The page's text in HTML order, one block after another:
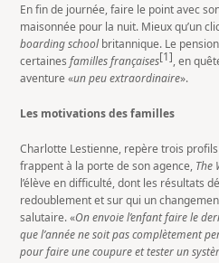
En fin de journée, faire le point avec
maisonnée pour la nuit. Mieux qu’un
boarding schoolbritannique. Le
certainesfamilles françaises[1], en
aventure «un peu extraordinaire».
Les motivations des familles
Charlotte Lestienne, repère trois
frappent à la porte de son agence, The
l’élève en difficulté, dont les résultats
redoublement et sur qui un
salutaire. «On envoie l’enfant faire le
que l’année ne soit pas complètement
pour faire une coupure et tester un